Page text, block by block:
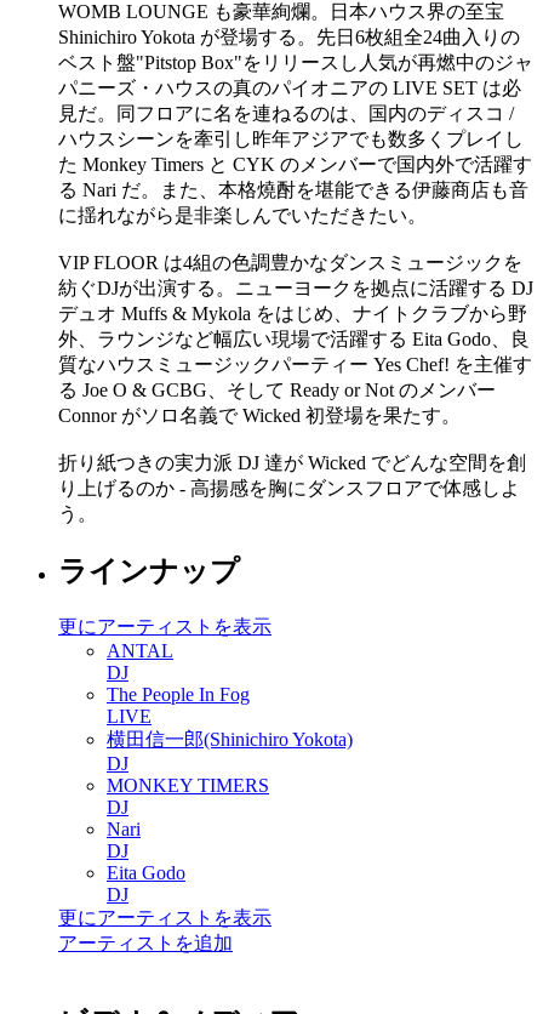
WOMB LOUNGE も豪華絢爛。日本ハウス界の至宝
Shinichiro Yokota が登場する。先日6枚組全24曲入りの
ベスト盤"Pitstop Box"をリリースし人気が再燃中のジャ
パニーズ・ハウスの真のパイオニアの LIVE SET は必
見だ。同フロアに名を連ねるのは、国内のディスコ /
ハウスシーンを牽引し昨年アジアでも数多くプレイし
た Monkey Timers と CYK のメンバーで国内外で活躍す
る Nari だ。また、本格燒酎を堪能できる伊藤商店も音
に揺れながら是非楽しんでいただきたい。
VIP FLOOR は4組の色調豊かなダンスミュージックを
紡ぐDJが出演する。ニューヨークを拠点に活躍する DJ
デュオ Muffs & Mykola をはじめ、ナイトクラブから野
外、ラウンジなど幅広い現場で活躍する Eita Godo、良
質なハウスミュージックパーティー Yes Chef! を主催す
る Joe O & GCBG、そして Ready or Not のメンバー
Connor がソロ名義で Wicked 初登場を果たす。
折り紙つきの実力派 DJ 達が Wicked でどんな空間を創
り上げるのか - 高揚感を胸にダンスフロアで体感しよ
う。
ラインナップ
更にアーティストを表示
ANTAL
DJ
The People In Fog
LIVE
横田信一郎(Shinichiro Yokota)
DJ
MONKEY TIMERS
DJ
Nari
DJ
Eita Godo
DJ
更にアーティストを表示
アーティストを追加